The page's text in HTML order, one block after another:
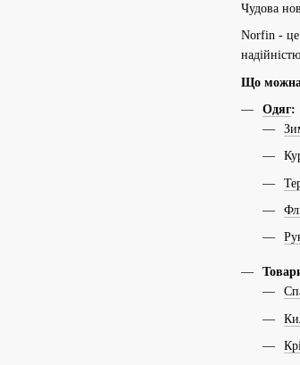
Чудова
Norfin - це
Що можна
Одяг: